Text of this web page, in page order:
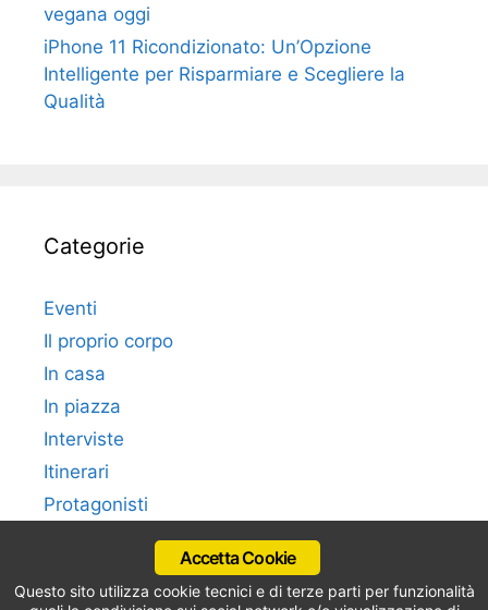
vegana oggi
iPhone 11 Ricondizionato: Un’Opzione
Intelligente per Risparmiare e Scegliere la
Qualità
Categorie
Eventi
Il proprio corpo
In casa
In piazza
Interviste
Itinerari
Protagonisti
Accetta Cookie
Questo sito utilizza cookie tecnici e di terze parti per funzionalità